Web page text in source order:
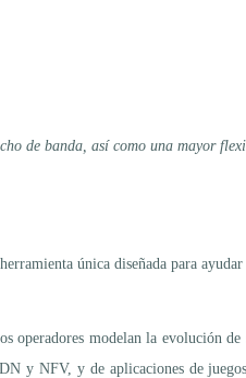
de banda, así como una mayor
única diseñada para ayudar
modelan la evolución de
y NFV, y de aplicaciones de